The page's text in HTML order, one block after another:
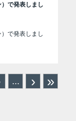
で発表しまし
で発表しまし
... › »